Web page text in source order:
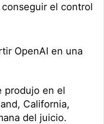
el control
OpenAI en una
produjo en el
California,
del juicio.